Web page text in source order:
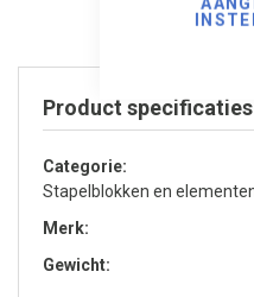
Product specificaties
Categorie
Stapelblokken en
Merk
Gewicht